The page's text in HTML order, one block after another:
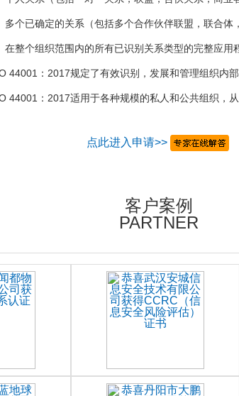
多个已确定的关系（包括多个合作伙伴联盟，联合体
在整个组织范围内的所有已识别关系类型的完整应用
44001：2017规定了有效识别，发展和管理组织内
44001：2017适用于各种规模的私人和公共组织，
点此进入申请>>
客户案例
PARTNER